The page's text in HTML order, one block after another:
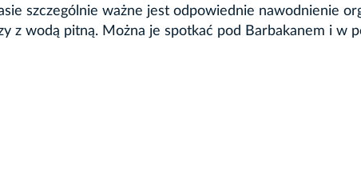
szczególnie ważne jest odpowiednie nawodnienie
z wodą pitną. Można je spotkać pod Barbakanem i w